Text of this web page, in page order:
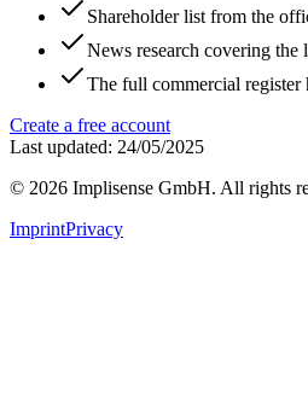
Shareholder list from the
News research covering the
The full commercial register
Create a free account
Last updated: 24/05/2025
© 2026 Implisense GmbH. All rights
ImprintPrivacy